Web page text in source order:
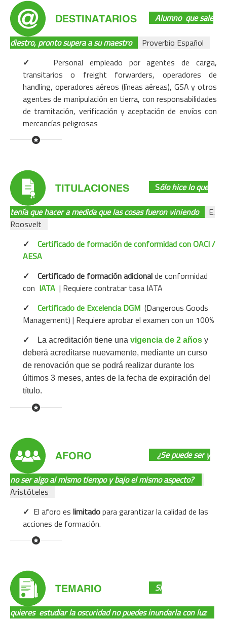
Alumno que sale
diestro, pronto supera a su maestro
Proverbio Español
✓
Personal empleado por agentes de carga,
transitarios o freight forwarders, operadores de
handling, operadores aéreos (líneas aéreas), GSA y otros
agentes de manipulación en tierra, con responsabilidades
de tramitación, verificación y aceptación de envíos con
mercancías peligrosas
Sólo hice lo que
tenía que hacer a medida que las cosas fueron viniendo
E.
Roosvelt
✓
Certificado de formación de conformidad con OACI /
AESA
✓
Certificado de formación adicionalde conformidad
con IATA | Requiere contratar tasa IATA
✓
Certificado de Excelencia DGM (Dangerous Goods
Management) | Requiere aprobar el examen con un 100%
✓
La acreditación tiene una vigencia de 2 años y
deberá acreditarse nuevamente, mediante un curso
de renovación que se podrá realizar durante los
últimos 3 meses, antes de la fecha de expiración del
título.
¿Se puede ser y
no ser algo al mismo tiempo y bajo el mismo aspecto?
Aristóteles
✓ El aforo es limitadopara garantizar la calidad de las
acciones de formación.
Si
quieres estudiar la oscuridad no puedes inundarla con luz